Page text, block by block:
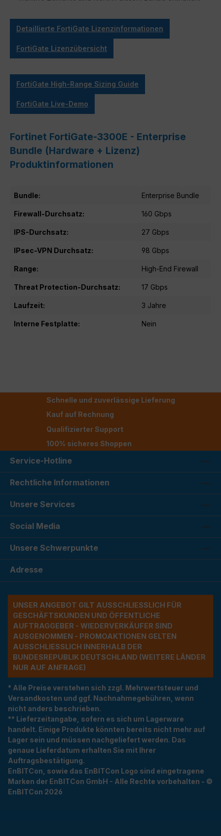
Detaillierte FortiGate Lizenzinformationen
FortiGate Lizenzübersicht
FortiGate High-Range Sizing Guide
FortiGate Live-Demo
Fortinet FortiGate-3300E - Enterprise
Bundle (Hardware + Lizenz)
Produktinformationen
Bundle: Enterprise Bundle
Firewall-Durchsatz: 160 Gbps
IPS-Durchsatz: 27 Gbps
IPsec-VPN Durchsatz: 98 Gbps
Range: High-End Firewall
Threat Protection-Durchsatz: 17 Gbps
Laufzeit: 3 Jahre
Interne Festplatte: Nein
Schnelle und zuverlässige Lieferung
Kauf auf Rechnung
Qualifizierter Support
100% sicheres Shoppen
Service-Hotline
Rechtliche Informationen
Unsere Services
Social Media
Unsere Schwerpunkte
Adresse
UNSER ANGEBOT GILT AUSSCHLIESSLICH FÜR G
ESCHÄFTSKUNDEN UND ÖFFENTLICHE A
UFTRAGGEBER - WIEDERVERKÄUFER SIND A
USGENOMMEN - PROMOAKTIONEN GELTEN A
USSCHLIESSLICH INNERHALB DER BU
NDESREPUBLIK DEUTSCHLAND (WEITERE LÄNDER NU
R AUF ANFRAGE)
* Alle Preise verstehen sich zzgl. Mehrwertsteuer und
Versandkosten und ggf. Nachnahmegebühren, wenn
nicht anders beschrieben.
** Lieferzeitangabe, sofern es sich um Lagerware
handelt. Einige Produkte könnten bereits nicht mehr auf
Lager sein und müssen nachgeliefert werden. Das
genaue Lieferdatum erhalten Sie mit Ihrer
Auftragsbestätigung.
EnBITCon, sowie das EnBITCon Logo sind eingetragene
Marken der EnBITCon GmbH - Alle Rechte vorbehalten - ©
EnBITCon 2026